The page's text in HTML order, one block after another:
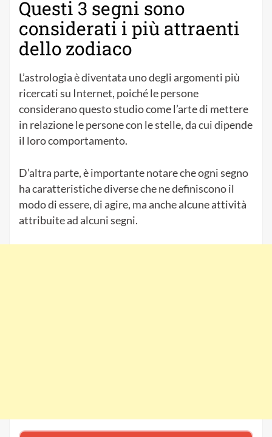
Questi 3 segni sono
considerati i più attraenti
dello zodiaco
L’astrologia è diventata uno degli argomenti più
ricercati su Internet, poiché le persone
considerano questo studio come l’arte di mettere
in relazione le persone con le stelle, da cui dipende
il loro comportamento.
D’altra parte, è importante notare che ogni segno
ha caratteristiche diverse che ne definiscono il
modo di essere, di agire, ma anche alcune attività
attribuite ad alcuni segni.